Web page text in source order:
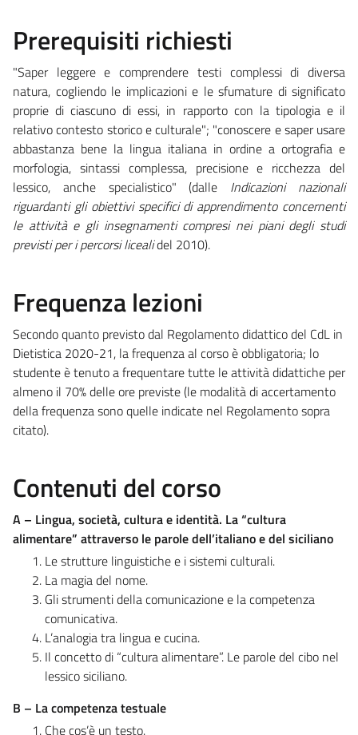
Prerequisiti richiesti
"Saper leggere e comprendere testi complessi di diversa
natura, cogliendo le implicazioni e le sfumature di significato
proprie di ciascuno di essi, in rapporto con la tipologia e il
relativo contesto storico e culturale"; "conoscere e saper usare
abbastanza bene la lingua italiana in ordine a ortografia e
morfologia, sintassi complessa, precisione e ricchezza del
lessico, anche specialistico" (dalle Indicazioni nazionali
riguardanti gli obiettivi specifici di apprendimento concernenti
le attività e gli insegnamenti compresi nei piani degli studi
previsti per i percorsi licealidel 2010).
Frequenza lezioni
Secondo quanto previsto dal Regolamento didattico del CdL in
Dietistica 2020-21, la frequenza al corso è obbligatoria; lo
studente è tenuto a frequentare tutte le attività didattiche per
almeno il 70% delle ore previste (le modalità di accertamento
della frequenza sono quelle indicate nel Regolamento sopra
citato).
Contenuti del corso
A – Lingua, società, cultura e identità. La “cultura
alimentare” attraverso le parole dell’italiano e del siciliano
Le strutture linguistiche e i sistemi culturali.
La magia del nome.
Gli strumenti della comunicazione e la competenza
comunicativa.
L’analogia tra lingua e cucina.
Il concetto di “cultura alimentare”. Le parole del cibo nel
lessico siciliano.
B – La competenza testuale
Che cos’è un testo.